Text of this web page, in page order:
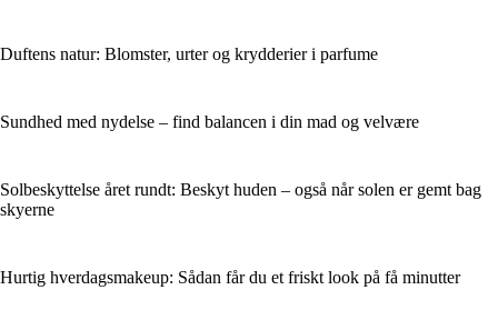
Duftens natur: Blomster, urter og krydderier i parfume
Sundhed med nydelse – find balancen i din mad og velvære
Solbeskyttelse året rundt: Beskyt huden – også når solen er gemt bag
skyerne
Hurtig hverdagsmakeup: Sådan får du et friskt look på få minutter